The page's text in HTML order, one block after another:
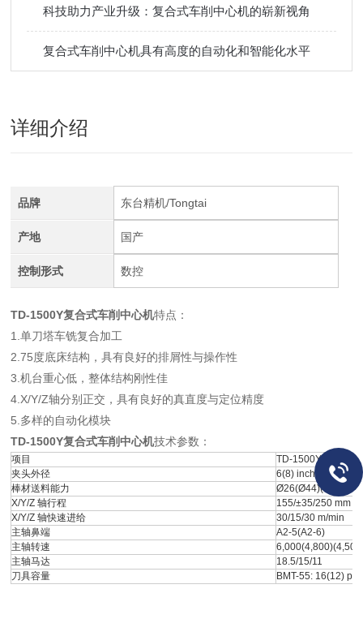
科技助力产业升级：复合式车削中心机的崭新视角
复合式车削中心机具有高度的自动化和智能化水平
详细介绍
品牌 东台精机/Tongtai
产地 国产
控制形式 数控
TD-1500Y复合式车削中心机特点：
1.单刀塔车铣复合加工
2.75度底床结构，具有良好的排屑性与操作性
3.机台重心低，整体结构刚性佳
4.X/Y/Z轴分别正交，具有良好的真直度与定位精度
5.多样的自动化模块
TD-1500Y复合式车削中心机技术参数：
项目
TD-1500Y
夹头外径
6(8) inch
棒材送料能力
Ø26(Ø44)(Ø51)
X/Y/Z 轴行程
155/±35/250 mm
X/Y/Z 轴快速进给
30/15/30 m/min
主轴鼻端
A2-5(A2-6)
主轴转速
主轴马达
18.5/15/11
刀具容量
BMT-55: 16(12) pc